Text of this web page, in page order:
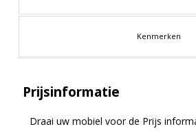
Kenmerken
Prijsinformatie
Draai uw mobiel voor de Prijs